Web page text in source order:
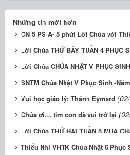
Những tin mới hơn
CN 5 PS A- 5 phút Lời Chúa với
Lời Chúa THỨ BẢY TUẦN 4 PHỤC
Lời Chúa CHÚA NHẬT V PHỤC
SNTM Chúa Nhật V Phục Sinh -
Vui học giáo lý: Thánh Eymard
Chúa ơi… tim con đã vui trở lại
Lời Chúa THỨ HAI TUẦN 5 MÙA
Thiếu Nhi VHTK Chúa Nhật 6 Phục